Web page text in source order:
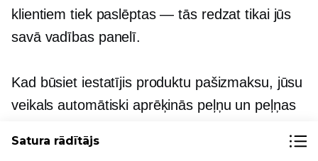
klientiem tiek paslēptas — tās redzat tikai jūs
savā vadības panelī.
Kad būsiet iestatījis produktu pašizmaksu, jūsu
veikals automātiski aprēķinās peļņu un peļņas
naudas jūs nopelnāt no katra produkta.
Satura rādītājs